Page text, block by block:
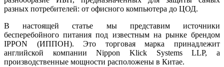
разных потребителей: от офисного компьютера до ЦОД.
В настоящей статье мы представим источники
бесперебойного питания под известным на рынке брендом
IPPON (ИППОН). Это торговая марка принадлежит
английской компании Nippon Klick Systems LLP, а
производственные мощности расположены в Китае.